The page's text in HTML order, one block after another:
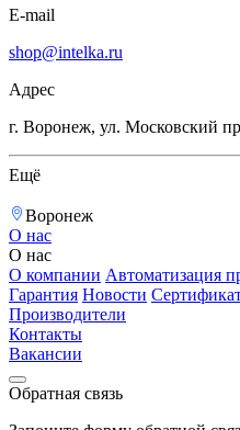
E-mail
shop@intelka.ru
Адрес
г. Воронеж, ул. Московский
Ещё
Воронеж
О нас
О нас
О компании Автоматизация
Гарантия Новости
Производители
Контакты
Вакансии
Обратная связь